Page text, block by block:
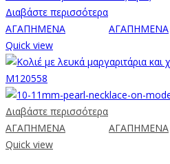
Διαβάστε περισσότερα
ΑΓΑΠΗΜΕΝΑ
ΑΓΑΠΗΜΕΝΑ
Quick view
Διαβάστε περισσότερα
ΑΓΑΠΗΜΕΝΑ
ΑΓΑΠΗΜΕΝΑ
Quick view